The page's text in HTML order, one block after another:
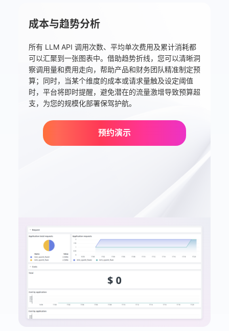
成本与趋势分析
所有 LLM API 调用次数、平均单次费用及累计消耗都
可以汇聚到一张图表中。借助趋势折线，您可以清晰洞
察调用量和费用走向，帮助产品和财务团队精准制定预
算；同时，当某个维度的成本或请求量触及设定阈值
时，平台将即时提醒，避免潜在的流量激增导致预算超
支，为您的规模化部署保驾护航。
预约演示